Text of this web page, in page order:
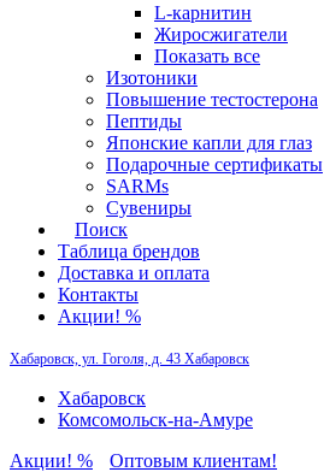
L-карнитин
Жиросжигатели
Показать все
Изотоники
Повышение тестостерона
Пептиды
Японские капли для глаз
Подарочные сертификаты
SARMs
Сувениры
Поиск
Таблица брендов
Доставка и оплата
Контакты
Акции! %
Хабаровск, ул. Гоголя, д. 43 Хабаровск
Хабаровск
Комсомольск-на-Амуре
Акции! %
Оптовым клиентам!